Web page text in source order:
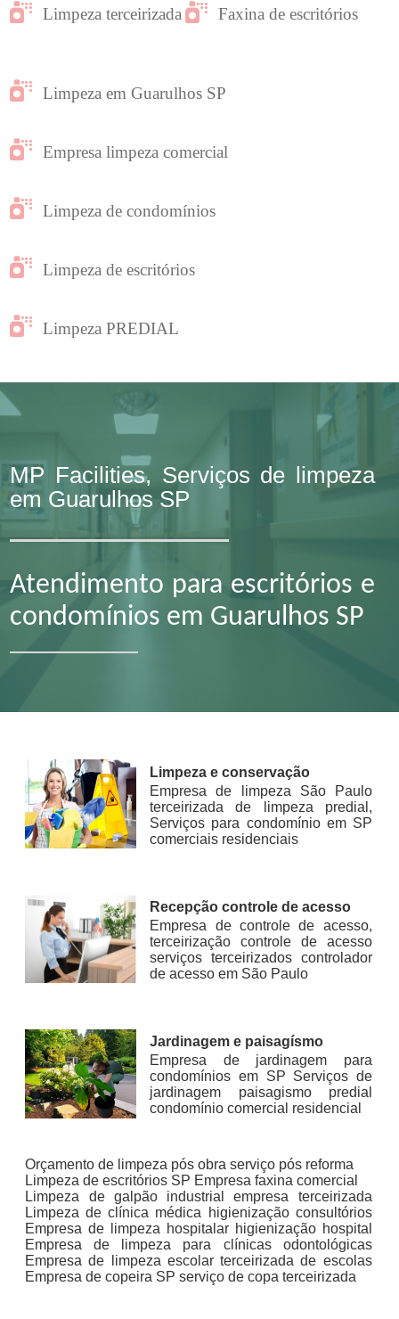
Limpeza terceirizada Faxina de escritórios
Limpeza em Guarulhos SP
Empresa limpeza comercial
Limpeza de condomínios
Limpeza de escritórios
Limpeza PREDIAL
MP Facilities, Serviços de limpeza
em Guarulhos SP
Atendimento para escritórios e
condomínios em Guarulhos SP
Limpeza e conservação
Empresa de limpeza São Paulo
terceirizada de limpeza predial,
Serviços para condomínio em SP
comerciais residenciais
Recepção controle de acesso
Empresa de controle de acesso,
terceirização controle de acesso
serviços terceirizados controlador
de acesso em São Paulo
Jardinagem e paisagísmo
Empresa de jardinagem para
condomínios em SP Serviços de
jardinagem paisagismo predial
condomínio comercial residencial
Orçamento de limpeza pós obra serviço pós reforma
Limpeza de escritórios SP Empresa faxina comercial
Limpeza de galpão industrial empresa terceirizada
Limpeza de clínica médica higienização consultórios
Empresa de limpeza hospitalar higienização hospital
Empresa de limpeza para clínicas odontológicas
Empresa de limpeza escolar terceirizada de escolas
Empresa de copeira SP serviço de copa terceirizada